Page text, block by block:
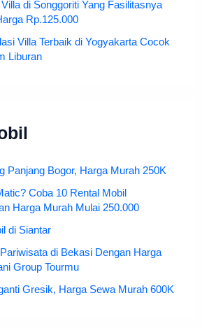
di Songgoriti Yang Fasilitasnya
Rp.125.000
Villa Terbaik di Yogyakarta Cocok
Liburan
Panjang Bogor, Harga Murah 250K
Coba 10 Rental Mobil
Harga Murah Mulai 250.000
di Siantar
di Bekasi Dengan Harga
Group Tourmu
Gresik, Harga Sewa Murah 600K